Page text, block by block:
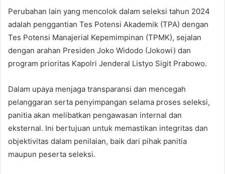
Perubahan lain yang mencolok dalam seleksi tahun 2024
adalah penggantian Tes Potensi Akademik (TPA) dengan
Tes Potensi Manajerial Kepemimpinan (TPMK), sejalan
dengan arahan Presiden Joko Widodo (Jokowi) dan
program prioritas Kapolri Jenderal Listyo Sigit Prabowo.
Dalam upaya menjaga transparansi dan mencegah
pelanggaran serta penyimpangan selama proses seleksi,
panitia akan melibatkan pengawasan internal dan
eksternal. Ini bertujuan untuk memastikan integritas dan
objektivitas dalam penilaian, baik dari pihak panitia
maupun peserta seleksi.